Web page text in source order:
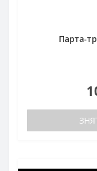
Парта-